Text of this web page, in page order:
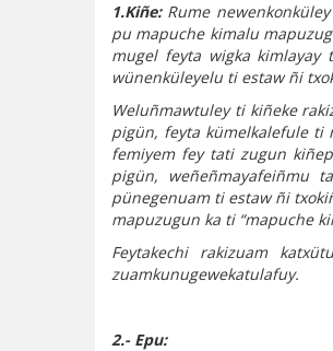
1.Kiñe:Rume
pu mapuche kimalu
mugel feyta wigka
wünenküleyelu ti estaw ñi
Weluñmawtuley ti kiñeke
pigün, feyta kümelkalefule
femiyem fey tati zugun
pigün, weñeñmayafeiñmu
pünegenuam ti estaw ñi
mapuzugun ka ti “mapuche
Feytakechi rakizuam
zuamkunugewekatulafuy.
2.- Epu: